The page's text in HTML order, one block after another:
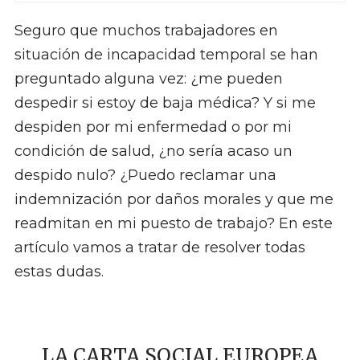
Seguro que muchos trabajadores en
situación de incapacidad temporal se han
preguntado alguna vez: ¿me pueden
despedir si estoy de baja médica? Y si me
despiden por mi enfermedad o por mi
condición de salud, ¿no sería acaso un
despido nulo? ¿Puedo reclamar una
indemnización por daños morales y que me
readmitan en mi puesto de trabajo? En este
artículo vamos a tratar de resolver todas
estas dudas.